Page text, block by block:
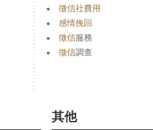
徵信社費用
感情挽回
徵信服務
徵信調查
其他